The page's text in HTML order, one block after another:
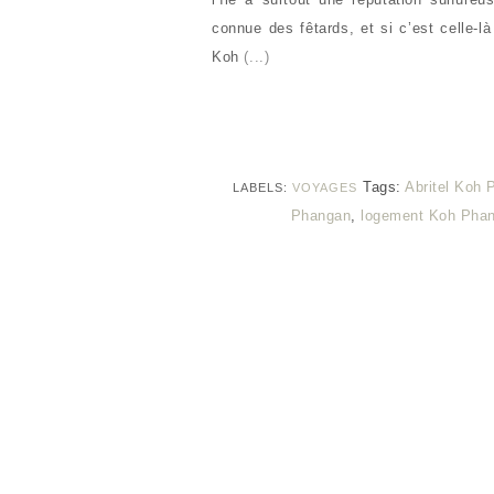
connue des fêtards, et si c’est celle-
Koh (...)
LABELS: VOYAGES Tags: Abritel Koh
Phangan, logement Koh